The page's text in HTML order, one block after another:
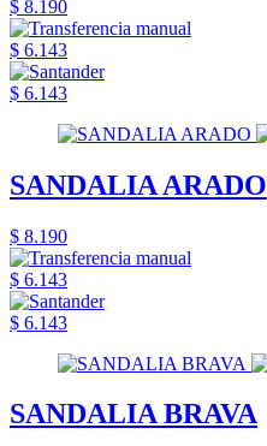
$ 8.190
$ 6.143
$ 6.143
SANDALIA ARADO
$ 8.190
$ 6.143
$ 6.143
SANDALIA BRAVA